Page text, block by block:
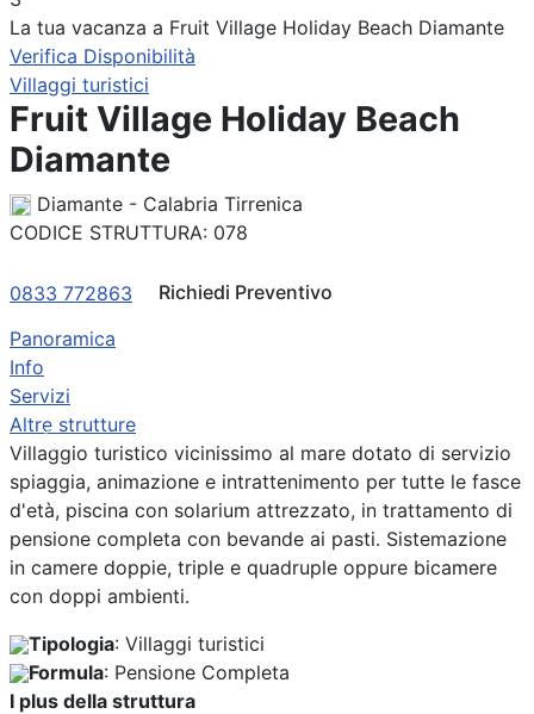
La tua vacanza a Fruit Village Holiday Beach Diamante
Verifica Disponibilità
Villaggi turistici
Fruit Village Holiday Beach
Diamante
Diamante - Calabria Tirrenica
CODICE STRUTTURA: 078
0833 772863
Richiedi Preventivo
Panoramica
Info
Servizi
Altre strutture
Previous
Next
Villaggio turistico vicinissimo al mare dotato di servizio
spiaggia, animazione e intrattenimento per tutte le fasce
d'età, piscina con solarium attrezzato, in trattamento di
pensione completa con bevande ai pasti. Sistemazione
in camere doppie, triple e quadruple oppure bicamere
con doppi ambienti.
Tipologia: Villaggi turistici
Formula: Pensione Completa
I plus della struttura